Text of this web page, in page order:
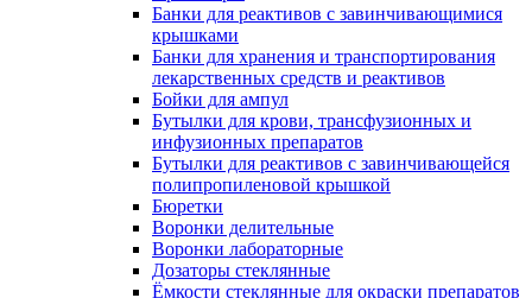
Банки для реактивов с завинчивающимися
крышками
Банки для хранения и транспортирования
лекарственных средств и реактивов
Бойки для ампул
Бутылки для крови, трансфузионных и
инфузионных препаратов
Бутылки для реактивов с завинчивающейся
полипропиленовой крышкой
Бюретки
Воронки делительные
Воронки лабораторные
Дозаторы стеклянные
Ёмкости стеклянные для окраски препаратов